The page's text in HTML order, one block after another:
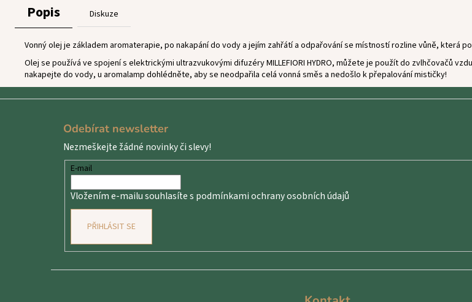
Popis Diskuze
Vonný olej je základem aromaterapie, po nakapání do vody a jejím zahřátí a odpařování se místností rozline vůně, která
Olej se používá ve spojení s elektrickými ultrazvukovými difuzéry MILLEFIORI HYDRO, můžete je použít do zvlhčovačů
nakapejte do vody, u aromalamp dohlédněte, aby se neodpařila celá vonná směs a nedošlo k přepalování mističky!
Odebírat newsletter
Nezmeškejte žádné novinky či slevy!
E-mail
Vložením e-mailu souhlasíte s podmínkami ochrany osobních údajů
PŘIHLÁSIT SE